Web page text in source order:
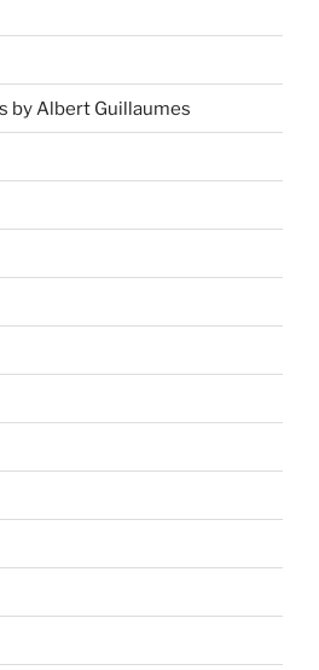
by Albert Guillaumes